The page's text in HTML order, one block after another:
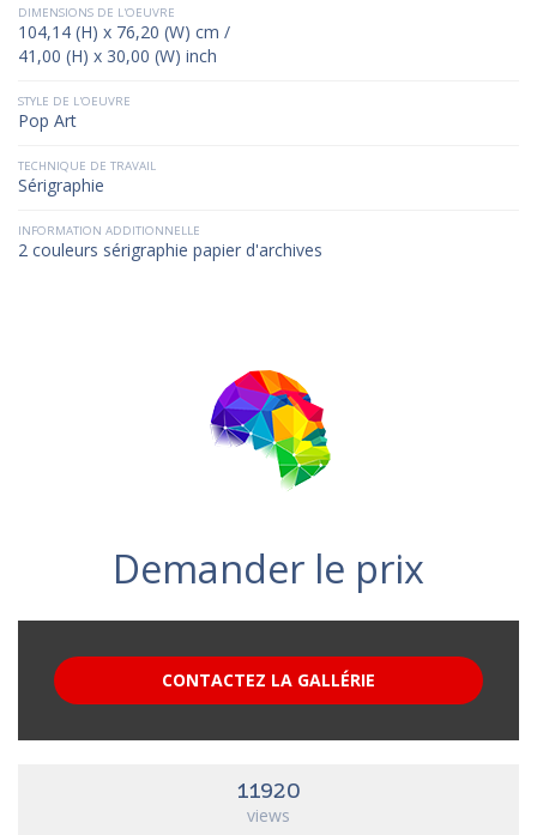
DIMENSIONS DE L'OEUVRE
104,14 (H) x 76,20 (W) cm /
41,00 (H) x 30,00 (W) inch
STYLE DE L'OEUVRE
Pop Art
TECHNIQUE DE TRAVAIL
Sérigraphie
INFORMATION ADDITIONNELLE
2 couleurs sérigraphie papier d'archives
Demander le prix
CONTACTEZ LA GALLÉRIE
11920
views